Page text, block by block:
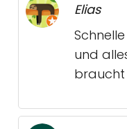
Elias
und
braucht